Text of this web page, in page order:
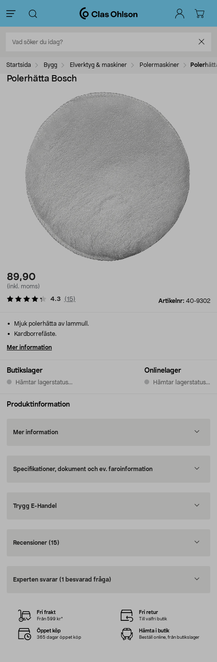
Startsida Bygg Elverktyg & maskiner Polermaskiner
Polerhätta Bosch
89,90
(inkl. moms)
Artikelnr: 40-9302
4.3 (15)
Butikslager
Hämtar lagerstatus...
Onlinelager
Hämtar lagerstatus...
Mjuk polerhätta av lammull.
Kardborrefäste.
Mer information
Produktinformation
Mer information
Specifikationer, dokument och ev. faroinformation
Trygg E-Handel
Recensioner (15)
Experten svarar (1 besvarad fråga)
Fri frakt
Från 599 kr*
Fri retur
Till valfri butik
Öppet köp
365 dagar öppet köp
Hämta i butik
Beställ online, från butikslager